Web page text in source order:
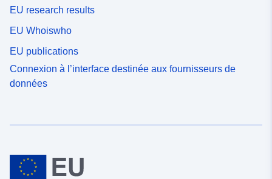
EU research results
EU Whoiswho
EU publications
Connexion à l’interface destinée aux fournisseurs de
données